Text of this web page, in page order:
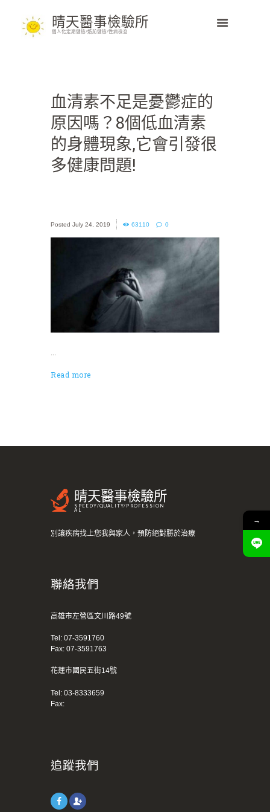
晴天醫事檢驗所
個人化定期健檢/婚前健檢/性病檢查
血清素不足是憂鬱症的
原因嗎？8個低血清素
的身體現象,它會引發很
多健康問題!
July 24, 2019 63110 0
...
Read more
晴天醫事檢驗所
SPEEDY/QUALITY/PROFESSION
AL
別讓疾病找上您我與家人，預防絕對勝於治療
聯絡我們
高雄市左營區文川路49號
Tel: 07-3591760
Fax: 07-3591763
花蓮市國民五街14號
Tel: 03-8333659
Fax:
追蹤我們
→